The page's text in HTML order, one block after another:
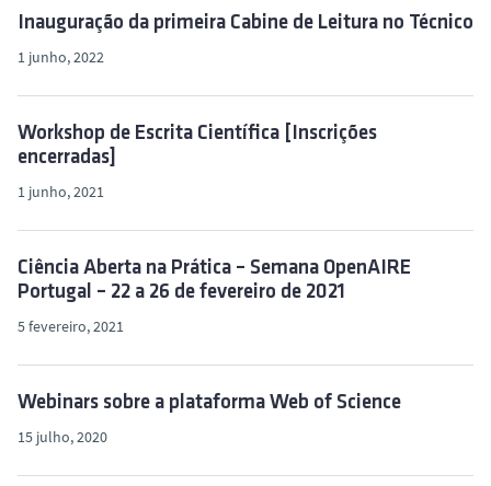
Inauguração da primeira Cabine de Leitura no Técnico
1 junho, 2022
Workshop de Escrita Científica [Inscrições
encerradas]
1 junho, 2021
Ciência Aberta na Prática – Semana OpenAIRE
Portugal – 22 a 26 de fevereiro de 2021
5 fevereiro, 2021
Webinars sobre a plataforma Web of Science
15 julho, 2020